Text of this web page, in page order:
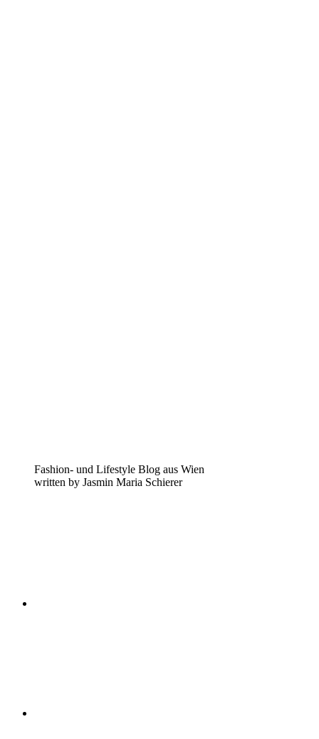
Fashion- und Lifestyle Blog aus Wien
written by Jasmin Maria Schierer